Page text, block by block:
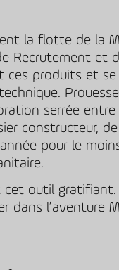
la flotte de la
Recrutement et
ces produits et
serrée
constructeur,
pour le
cet outil
dans l’aventure